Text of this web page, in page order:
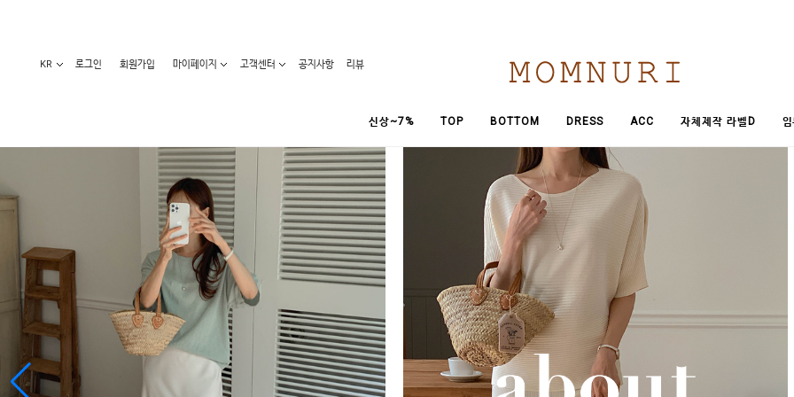
KR 로그인 회원가입 마이페이지 고객센터 공지사항 리뷰
신상~7% TOP BOTTOM DRESS ACC 자체제작 라벨D
오늘발송
세일50-80%
임산부화장품
원피스
블라우스/니트
티/나시
아우터
임산부하의
레깅스/스타킹
수유복
코디아이템
특가상품
홈웨어
요가복
수영복
언더웨어
앱특가